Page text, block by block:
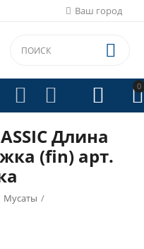
Ваш город
0


 

Длина
(fin) арт.
Мусаты /